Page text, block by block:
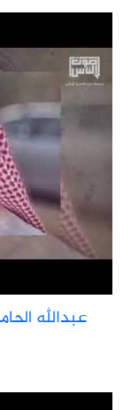
عبدالله